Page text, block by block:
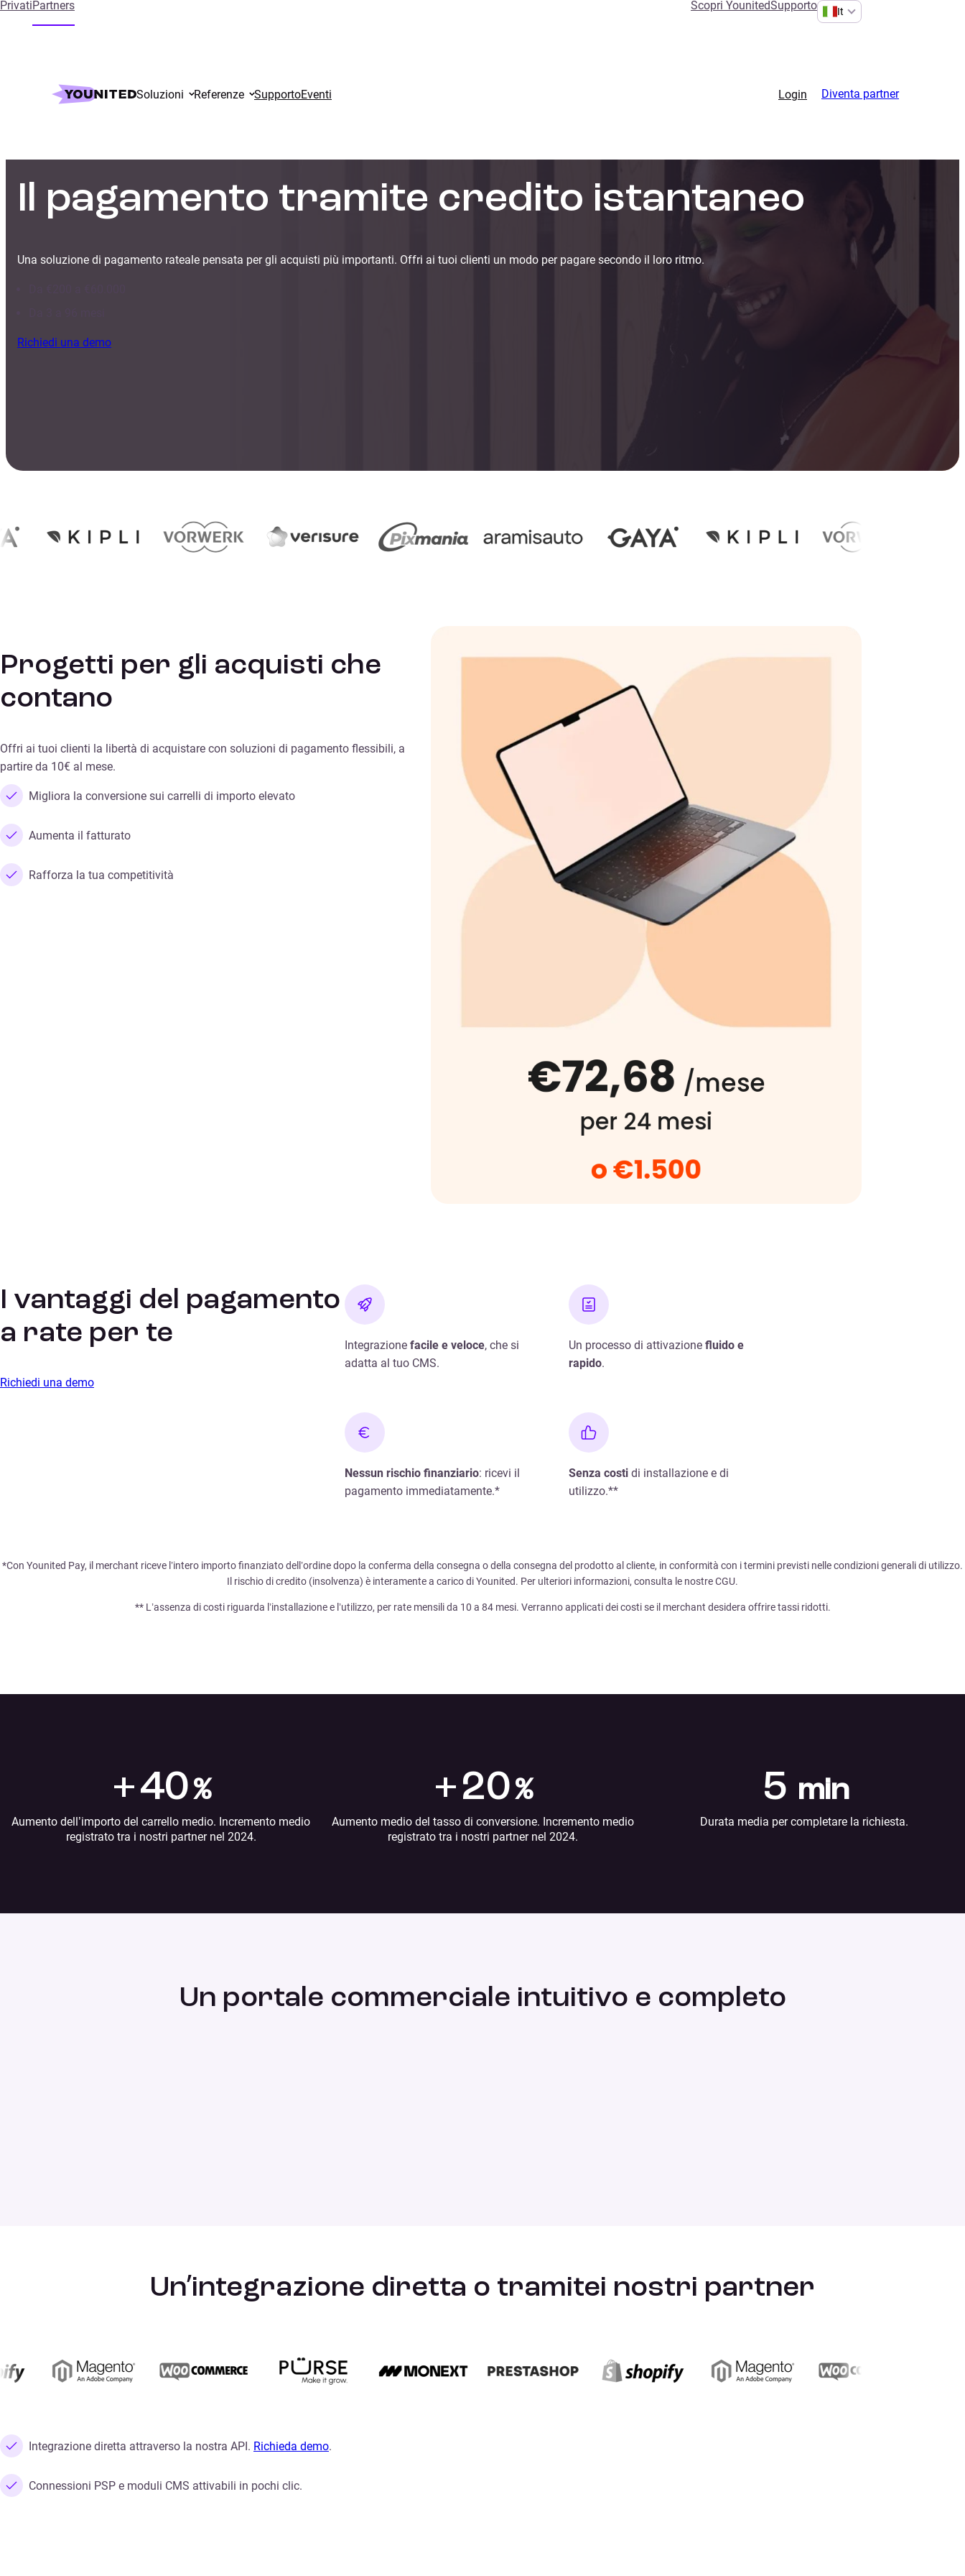
PrivatiPartners Scopri YounitedSupporto It
Soluzioni Referenze SupportoEventi Login Diventa partner
Il pagamento tramite credito istantaneo
Una soluzione di pagamento rateale pensata per gli acquisti più importanti. Offri ai tuoi clienti un modo per pagare secondo il loro ritmo.
Richiedi una demo
Progetti per gli acquisti che
contano
Offri ai tuoi clienti la libertà di acquistare con soluzioni di pagamento flessibili, a
partire da 10€ al mese.
Migliora la conversione sui carrelli di importo elevato
Aumenta il fatturato
Rafforza la tua competitività
I vantaggi del pagamento
a rate per te
Richiedi una demo
Integrazione facile e veloce, che si
adatta al tuo CMS.
Un processo di attivazione fluido e
rapido.
Nessun rischio finanziario: ricevi il
pagamento immediatamente.*
Senza costi di installazione e di
utilizzo.**
*Con Younited Pay, il merchant riceve l’intero importo finanziato dell’ordine dopo la conferma della consegna o della consegna del prodotto al cliente, in conformità con i termini previsti nelle condizioni generali di utilizzo.
Il rischio di credito (insolvenza) è interamente a carico di Younited. Per ulteriori informazioni, consulta le nostre CGU.
** L’assenza di costi riguarda l’installazione e l’utilizzo, per rate mensili da 10 a 84 mesi. Verranno applicati dei costi se il merchant desidera offrire tassi ridotti.
+40%
Aumento dell’importo del carrello medio. Incremento medio
registrato tra i nostri partner nel 2024.
+20%
Aumento medio del tasso di conversione. Incremento medio
registrato tra i nostri partner nel 2024.
5 min
Durata media per completare la richiesta.
Un portale commerciale intuitivo e completo
Un’integrazione diretta o tramitei nostri partner
Integrazione diretta attraverso la nostra API. Richieda demo.
Connessioni PSP e moduli CMS attivabili in pochi clic.